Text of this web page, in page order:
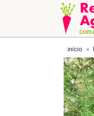
início